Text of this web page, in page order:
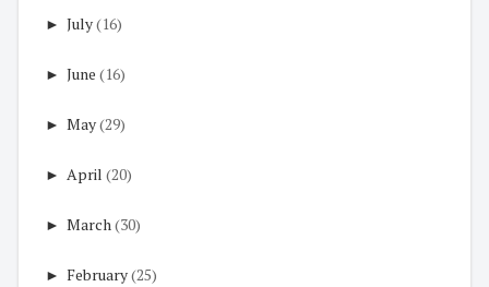
► July(16)
► June (16)
► May(29)
► April (20)
► March(30)
► February(25)